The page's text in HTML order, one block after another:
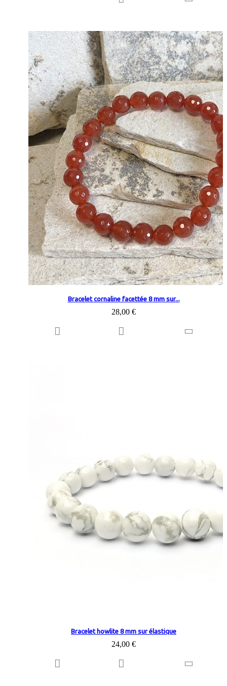
Bracelet cornaline facettée 8 mm sur...
28,00 €
Bracelet howlite 8 mm sur élastique
24,00 €